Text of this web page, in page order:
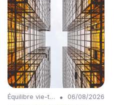
Équilibre vie-travail •
06/08/2026